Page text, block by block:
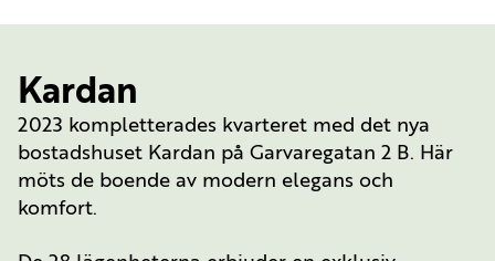
Kardan
2023 kompletterades kvarteret med det nya
bostadshuset Kardan på Garvaregatan 2 B. Här
möts de boende av modern elegans och
komfort.